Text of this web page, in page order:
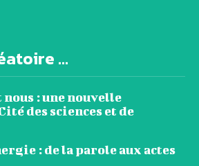
...
nous : une nouvelle
des sciences et de
: de la parole aux actes